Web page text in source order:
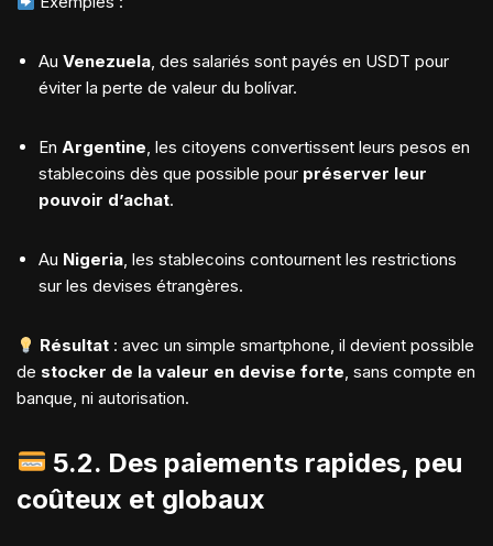
Au Venezuela, des salariés sont payés en USDT pour
éviter la perte de valeur du bolívar.
En Argentine, les citoyens convertissent leurs pesos en
stablecoins dès que possible pour préserver leur
pouvoir d’achat.
Au Nigeria, les stablecoins contournent les restrictions
sur les devises étrangères.
Résultat : avec un simple smartphone, il devient possible
de stocker de la valeur en devise forte, sans compte en
banque, ni autorisation.
5.2. Des paiements rapides, peu
coûteux et globaux